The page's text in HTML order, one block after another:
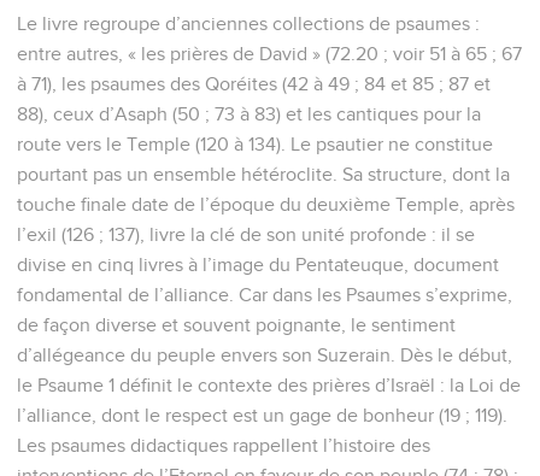
Le livre regroupe d’anciennes collections de psaumes :
entre autres, « les prières de David » (72.20 ; voir 51 à 65 ; 67
à 71), les psaumes des Qoréites (42 à 49 ; 84 et 85 ; 87 et
88), ceux d’Asaph (50 ; 73 à 83) et les cantiques pour la
route vers le Temple (120 à 134). Le psautier ne constitue
pourtant pas un ensemble hétéroclite. Sa structure, dont la
touche finale date de l’époque du deuxième Temple, après
l’exil (126 ; 137), livre la clé de son unité profonde : il se
divise en cinq livres à l’image du Pentateuque, document
fondamental de l’alliance. Car dans les Psaumes s’exprime,
de façon diverse et souvent poignante, le sentiment
d’allégeance du peuple envers son Suzerain. Dès le début,
le Psaume 1 définit le contexte des prières d’Israël : la Loi de
l’alliance, dont le respect est un gage de bonheur (19 ; 119).
Les psaumes didactiques rappellent l’histoire des